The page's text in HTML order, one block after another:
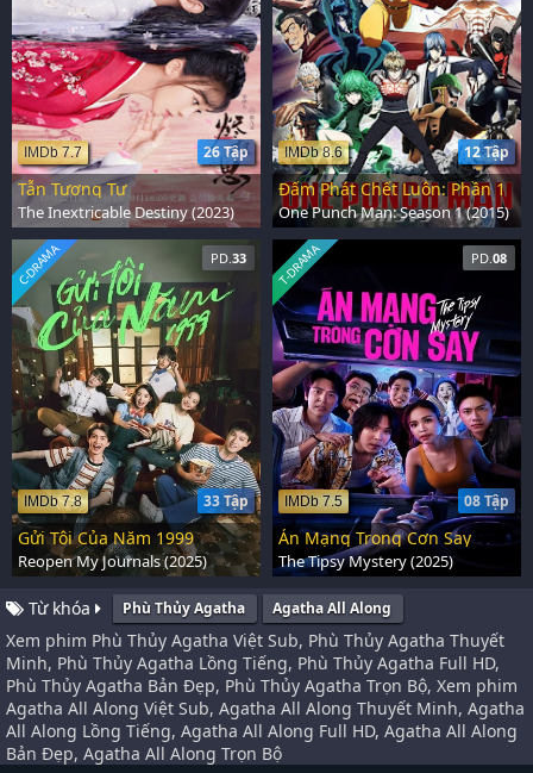
26 Tập
IMDb 7.7
Tẫn Tương Tư
The Inextricable Destiny (2023)
12 Tập
IMDb 8.6
Đấm Phát Chết Luôn: Phần 1
One Punch Man: Season 1 (2015)
PD.33
33 Tập
IMDb 7.8
C-DRAMA
Gửi Tôi Của Năm 1999
Reopen My Journals (2025)
PD.08
08 Tập
IMDb 7.5
T-DRAMA
Án Mạng Trong Cơn Say
The Tipsy Mystery (2025)
Từ khóa Phù Thủy Agatha Agatha All Along
Xem phim Phù Thủy Agatha Việt Sub, Phù Thủy Agatha Thuyết
Minh, Phù Thủy Agatha Lồng Tiếng, Phù Thủy Agatha Full HD,
Phù Thủy Agatha Bản Đẹp, Phù Thủy Agatha Trọn Bộ, Xem phim
Agatha All Along Việt Sub, Agatha All Along Thuyết Minh, Agatha
All Along Lồng Tiếng, Agatha All Along Full HD, Agatha All Along
Bản Đẹp, Agatha All Along Trọn Bộ